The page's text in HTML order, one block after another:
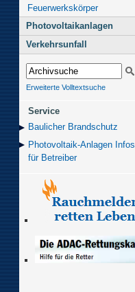
Feuerwerkskörper
Photovoltaikanlagen
Verkehrsunfall
Erweiterte Volltextsuche
Service
Baulicher Brand­schutz
Photovoltaik-Anlagen Infos
für Betreiber